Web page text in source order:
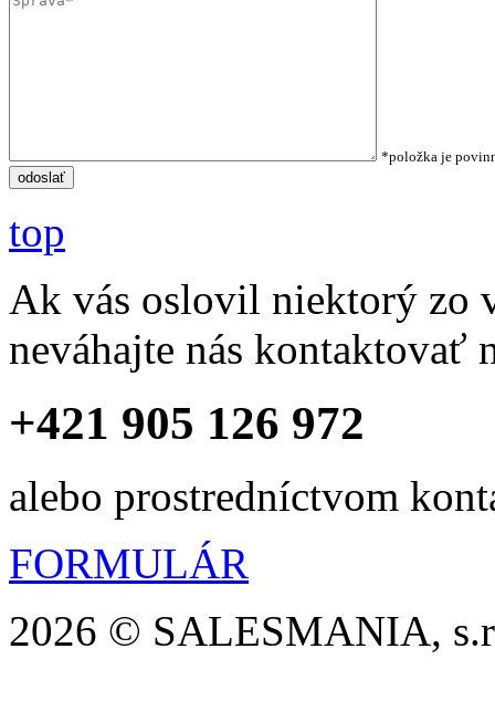
*položka je
top
Ak vás oslovil niektorý zo
neváhajte nás kontaktovať
+421 905 126 972
alebo prostredníctvom
FORMULÁR
2026 © SALESMANIA,